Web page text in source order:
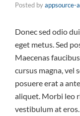
Posted byappsource-
Donec sed odio
eget metus. Sed
Maecenas
cursus magna, vel
posuere erat a
aliquet. Morbi leo
vestibulum at